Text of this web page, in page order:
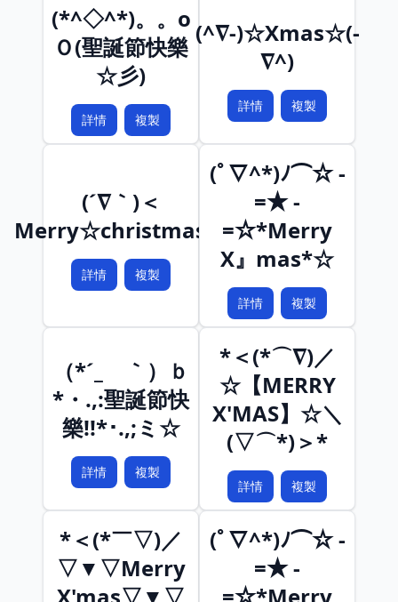
(*^◇^*)。。o
Ｏ(聖誕節快樂
☆彡)
詳情 複製
(^∇-)☆Xmas☆(-
∇^)
詳情 複製
(´∇｀)＜
Merry☆christmas］
詳情 複製
(ﾟ∇^*)ﾉ⌒☆ -
=★ -
=☆*Merry
X』mas*☆
詳情 複製
（*´_ゝ｀）ｂ
*・.,:聖誕節快
樂!!*･.,;ミ☆
詳情 複製
*＜(*⌒∇)／
☆【MERRY
X'MAS】☆＼
(▽⌒*)＞*
詳情 複製
*＜(*￣▽)／
▽▼▽Merry
(ﾟ∇^*)ﾉ⌒☆ -
=★ -